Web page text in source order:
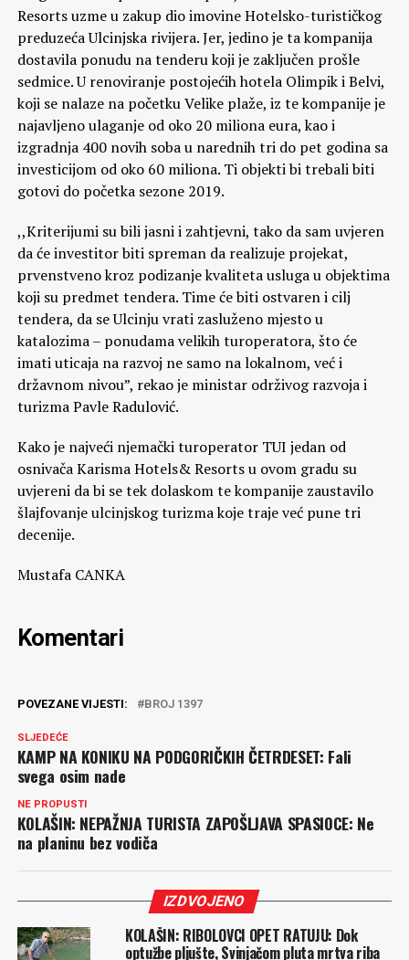
Resorts uzme u zakup dio imovine Hotelsko-turističkog
preduzeća Ulcinjska rivijera. Jer, jedino je ta kompanija
dostavila ponudu na tenderu koji je zaključen prošle
sedmice. U renoviranje postojećih hotela Olimpik i Belvi,
koji se nalaze na početku Velike plaže, iz te kompanije je
najavljeno ulaganje od oko 20 miliona eura, kao i
izgradnja 400 novih soba u narednih tri do pet godina sa
investicijom od oko 60 miliona. Ti objekti bi trebali biti
gotovi do početka sezone 2019.
,,Kriterijumi su bili jasni i zahtjevni, tako da sam uvjeren
da će investitor biti spreman da realizuje projekat,
prvenstveno kroz podizanje kvaliteta usluga u objektima
koji su predmet tendera. Time će biti ostvaren i cilj
tendera, da se Ulcinju vrati zasluženo mjesto u
katalozima – ponudama velikih turoperatora, što će
imati uticaja na razvoj ne samo na lokalnom, već i
državnom nivou”, rekao je ministar održivog razvoja i
turizma Pavle Radulović.
Kako je najveći njemački turoperator TUI jedan od
osnivača Karisma Hotels& Resorts u ovom gradu su
uvjereni da bi se tek dolaskom te kompanije zaustavilo
šlajfovanje ulcinjskog turizma koje traje već pune tri
decenije.
Mustafa CANKA
Komentari
POVEZANE VIJESTI: BROJ 1397
SLJEDEĆE
KAMP NA KONIKU NA PODGORIČKIH ČETRDESET: Fali
svega osim nade
NE PROPUSTI
KOLAŠIN: NEPAŽNJA TURISTA ZAPOŠLJAVA SPASIOCE: Ne
na planinu bez vodiča
IZDVOJENO
KOLAŠIN: RIBOLOVCI OPET RATUJU: Dok
optužbe pljušte, Svinjačom pluta mrtva riba